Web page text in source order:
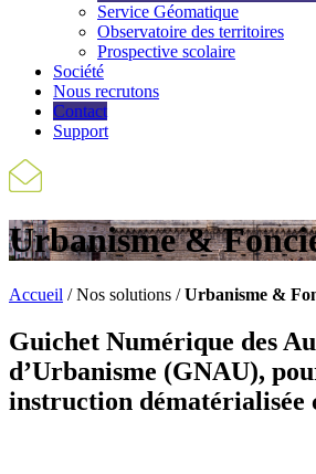
Service Géomatique
Observatoire des territoires
Prospective scolaire
Société
Nous recrutons
Contact
Support
Urbanisme &
Accueil /Nos solutions / Urbanisme &
Guichet Numérique des
d’Urbanisme (GNAU),
instruction dématérialisée